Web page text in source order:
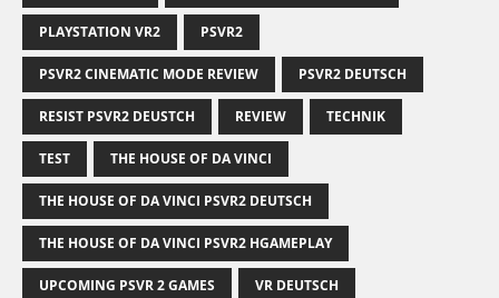
PLAYSTATION VR2 PSVR2
PSVR2 CINEMATIC MODE REVIEW PSVR2 DEUTSCH
RESIST PSVR2 DEUSTCH REVIEW TECHNIK
TEST THE HOUSE OF DA VINCI
THE HOUSE OF DA VINCI PSVR2 DEUTSCH
THE HOUSE OF DA VINCI PSVR2 HGAMEPLAY
UPCOMING PSVR 2 GAMES VR DEUTSCH